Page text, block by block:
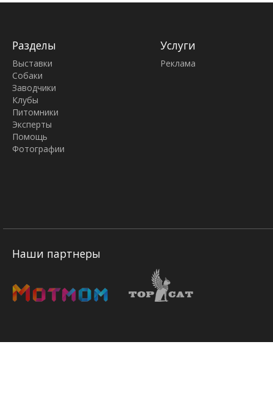
Разделы
Выставки
Собаки
Заводчики
Клубы
Питомники
Эксперты
Помощь
Фотографии
Услуги
Реклама
Наши партнеры